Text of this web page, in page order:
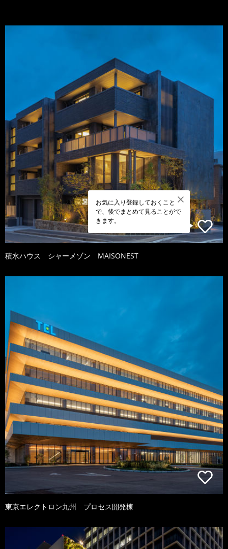
お気に入り登録しておくこと
で、後でまとめて見ることがで
きます。
積水ハウス シャーメゾン MAISONEST
東京エレクトロン九州 プロセス開発棟